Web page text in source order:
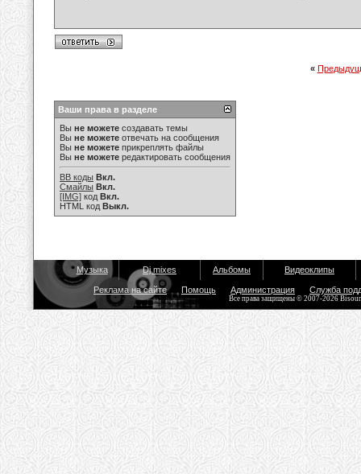
«
Ваши права в разделе
Вы не можете создавать темы
Вы не можете отвечать на сообщения
Вы не можете прикреплять файлы
Вы не можете редактировать сообщения
BB коды Вкл.
Смайлы Вкл.
[IMG] код Вкл.
HTML код Выкл.
Музыка Dj mixes Альбомы Видеоклипы
Реклама на сайте Помощь Администрация Служба
Все права защищены © 2007-2026